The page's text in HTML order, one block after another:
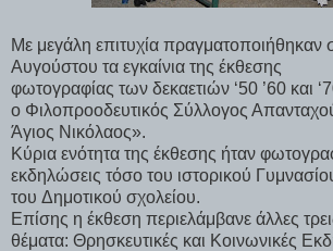
Με μεγάλη επιτυχία πραγματοποιήθηκαν
Αυγούστου τα εγκαίνια της έκθεσης
φωτογραφίας των δεκαετιών ‘50 ’60 και
ο Φιλοπροοδευτικός Σύλλογος
Άγιος Νικόλαος».
Κύρια ενότητα της έκθεσης ήταν
εκδηλώσεις τόσο του ιστορικού
του Δημοτικού σχολείου.
Επίσης η έκθεση περιελάμβανε άλλες
θέματα: Θρησκευτικές και Κοινωνικές